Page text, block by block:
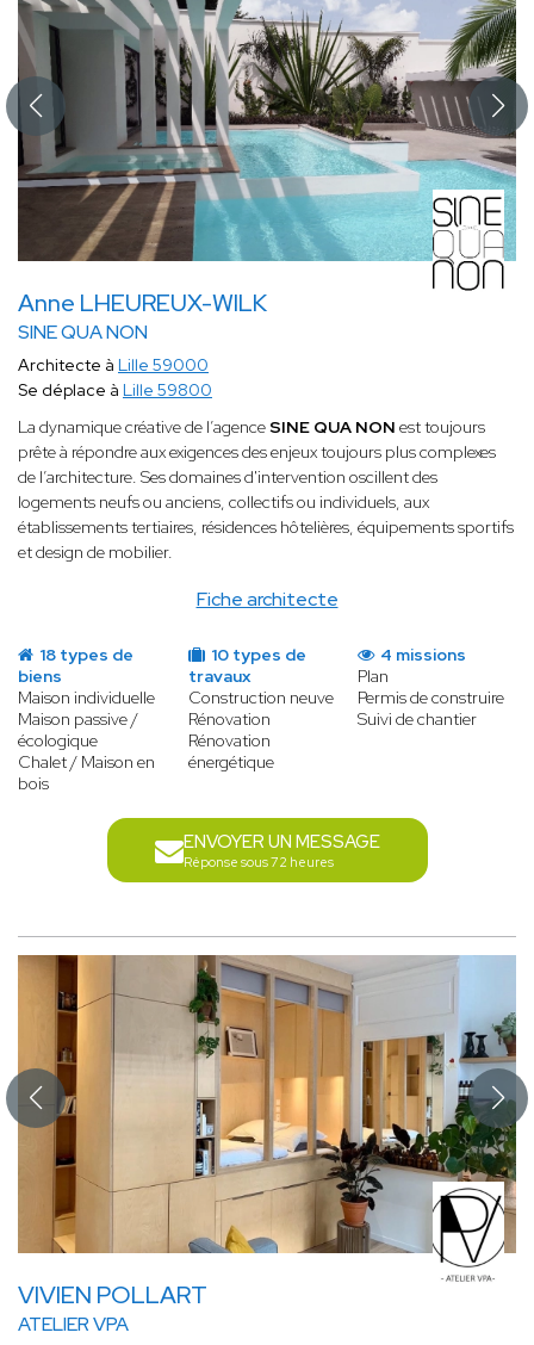
Anne LHEUREUX-WILK
SINE QUA NON
Fiche architecte
Architecte à Lille 59000
Se déplace à Lille 59800
La dynamique créative de l’agenceSINE QUA NON est toujours
prête à répondre aux exigences des enjeux toujours plus complexes
de l’architecture. Ses domaines d'intervention oscillent des
logements neufs ou anciens, collectifs ou individuels, aux
établissements tertiaires, résidences hôtelières, équipements sportifs
et design de mobilier.
18 types de
biens
Maison individuelle
Maison passive /
écologique
Chalet / Maison en
bois
10 types de
travaux
Construction neuve
Rénovation
Rénovation
énergétique
4 missions
Plan
Permis de construire
Suivi de chantier
ENVOYER UN MESSAGE
Réponse sous 72 heures
VIVIEN POLLART
ATELIER VPA